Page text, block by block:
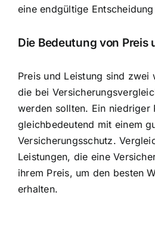
eine endgültige
Die Bedeutung von Preis
Preis und Leistung sind zwei
die bei
werden sollten. Ein niedriger
gleichbedeutend mit einem
Versicherungsschutz.
Leistungen, die eine
ihrem Preis, um den besten
erhalten.